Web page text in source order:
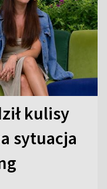
kulisy
sytuacja